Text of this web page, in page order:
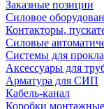
Заказные позиции
Силовое
Контакторы,
Силовые
Системы для
Аксессуары для
Арматура для СИП
Кабель-канал
Коробки монтажные